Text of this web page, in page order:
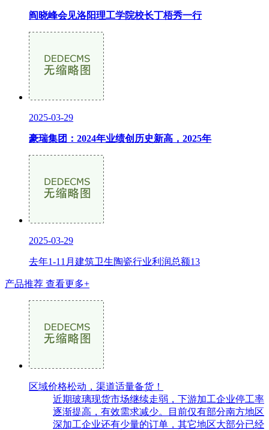
阎晓峰会见洛阳理工学院校长丁梧秀一行
2025-03-29
豪瑞集团：2024年业绩创历史新高，2025年
2025-03-29
去年1-11月建筑卫生陶瓷行业利润总额13
产品推荐 查看更多+
区域价格松动，渠道适量备货！
近期玻璃现货市场继续走弱，下游加工企业停工率
逐渐提高，有效需求减少。目前仅有部分南方地区
深加工企业还有少量的订单，其它地区大部分已经